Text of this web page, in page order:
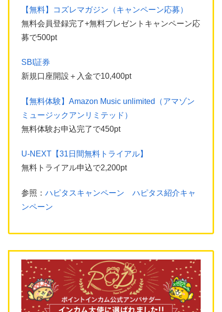
【無料】コズレマガジン（キャンペーン応募）
無料会員登録完了+無料プレゼントキャンペーン応
募で500pt
SBI証券
新規口座開設＋入金で10,400pt
【無料体験】Amazon Music unlimited（アマゾン
ミュージックアンリミテッド）
無料体験お申込完了で450pt
U-NEXT【31日間無料トライアル】
無料トライアル申込で2,200pt
参照： ハピタスキャンペーン ハピタス紹介キャ
ンペーン